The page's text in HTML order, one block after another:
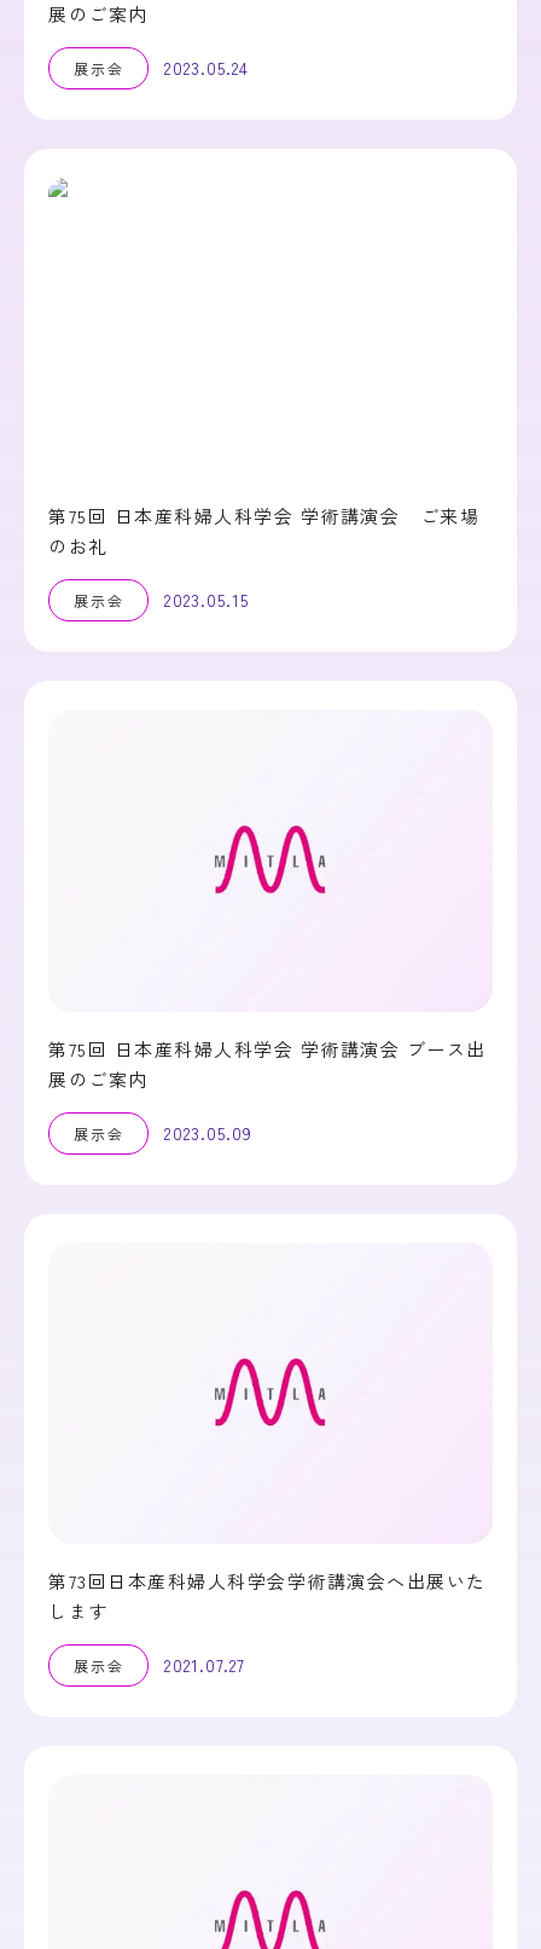
展のご案内
展示会 2023.05.24
第75回 日本産科婦人科学会 学術講演会 ご来場
のお礼
展示会 2023.05.15
第75回 日本産科婦人科学会 学術講演会 ブース出
展のご案内
展示会 2023.05.09
第73回日本産科婦人科学会学術講演会へ出展いた
します
展示会 2021.07.27